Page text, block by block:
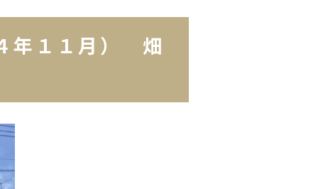
年１１月） 畑